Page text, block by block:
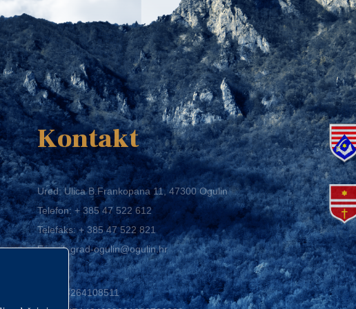
Kontakt
Ured: Ulica B.Frankopana 11, 47300 Ogulin
Telefon:+ 385 47 522 612
Telefaks:+ 385 47 522 821
E-mail:grad-ogulin@ogulin.hr
OIB: 58264108511
IBAN: HR1424020061829700009